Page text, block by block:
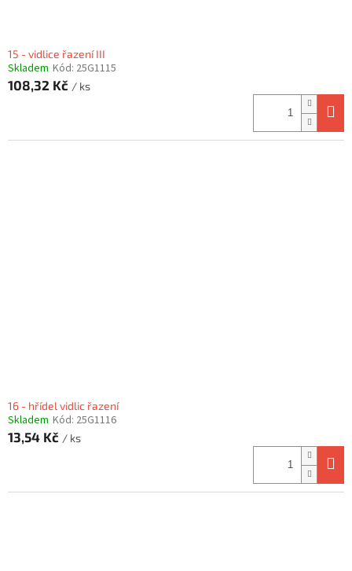
15 - vidlice řazení III
Skladem Kód: 25G1115
108,32 Kč / ks
16 - hřídel vidlic řazení
Skladem Kód: 25G1116
13,54 Kč / ks